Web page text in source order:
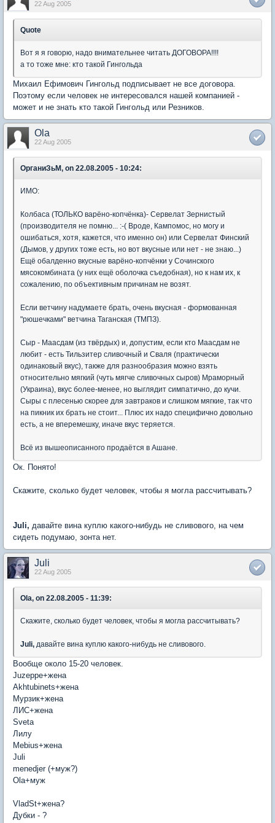
22 Aug 2005
Quote
Вот я я говорю, надо внимательнее читать ДОГОВОРА!!!!
а то тоже мне: кто такой Гингольда
Михаил Ефимович Гингольд подписывает не все договора.
Поэтому если человек не интересовался нашей компанией -
может и не знать кто такой Гингольд или Резников.
Ola
22 Aug 2005
ОрганиЗьМ, on 22.08.2005 - 10:24:
ИМО:
Колбаса (ТОЛЬКО варёно-копчёнка)- Сервелат Зернистый
(производителя не помню... :-( Вроде, Кампомос, но могу и
ошибаться, хотя, кажется, что именно он) или Сервелат Финский
(Дымов, у других тоже есть, но вот вкусные или нет - не знаю...)
Ещё обалденно вкусные варёно-копчёнки у Сочинского
мясокомбината (у них ещё оболочка съедобная), но к нам их, к
сожалению, по объективным причинам не возят.
Если ветчину надумаете брать, очень вкусная - формованная
"рюшечками" ветчина Таганская (ТМПЗ).
Сыр - Маасдам (из твёрдых) и, допустим, если кто Маасдам не
любит - есть Тильзитер сливочный и Сваля (практически
одинаковый вкус), также для разнообразия можно взять
относительно мягкий (чуть мягче сливочных сыров) Мраморный
(Украина), вкус более-менее, но выглядит симпатично, до кучи.
Сыры с плесенью скорее для завтраков и слишком мягкие, так что
на пикник их брать не стоит... Плюс их надо специфично довольно
есть, а не вперемешку, иначе вкус теряется.
Всё из вышеописанного продаётся в Ашане.
Ок. Понято!
Скажите, сколько будет человек, чтобы я могла рассчитывать?
Juli, давайте вина куплю какого-нибудь не сливового, на чем
сидеть подумаю, зонта нет.
Juli
22 Aug 2005
Ola, on 22.08.2005 - 11:39:
Скажите, сколько будет человек, чтобы я могла рассчитывать?
Juli, давайте вина куплю какого-нибудь не сливового.
Вообще около 15-20 человек.
Juzeppe+жена
Akhtubinets+жена
Мурзик+жена
ЛИС+жена
Sveta
Лилу
Mebius+жена
Juli
menedjer (+муж?)
Ola+муж
VladSt+жена?
Дубки - ?